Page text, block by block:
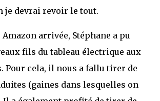
je devrai revoir le tout.
arrivée, Stéphane a pu
fils du tableau électrique aux
Pour cela, il nous a fallu tirer de
(gaines dans lesquelles on